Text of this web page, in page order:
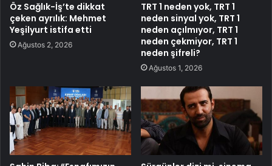
Öz Sağlık-İş’te dikkat
çeken ayrılık: Mehmet
Yeşilyurt istifa etti
Ağustos 2, 2026
TRT 1 neden yok, TRT 1
neden sinyal yok, TRT 1
neden açılmıyor, TRT 1
neden çekmiyor, TRT 1
neden şifreli?
Ağustos 1, 2026